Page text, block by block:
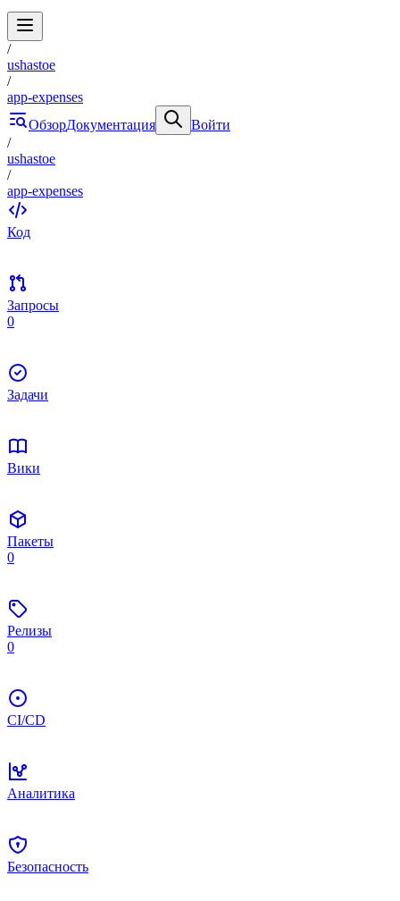
/
ushastoe
/
app-expenses
ОбзорДокументация
Войти
/
ushastoe
/
app-expenses
Код
Запросы
0
Задачи
Вики
Пакеты
0
Релизы
0
CI/CD
Аналитика
Безопасность